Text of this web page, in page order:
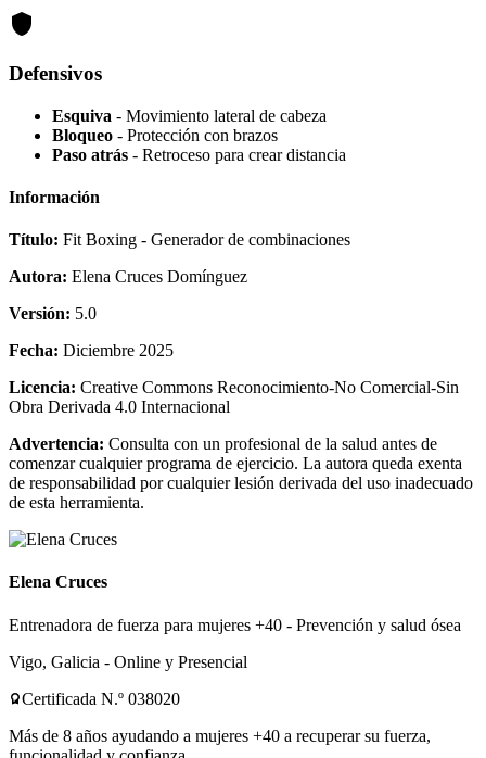
shield
Defensivos
Esquiva - Movimiento lateral de cabeza
Bloqueo - Protección con brazos
Paso atrás - Retroceso para crear distancia
Información
Título: Fit Boxing - Generador de combinaciones
Autora: Elena Cruces Domínguez
Versión: 5.0
Fecha: Diciembre 2025
Licencia: Creative Commons Reconocimiento-No Comercial-Sin
Obra Derivada 4.0 Internacional
Advertencia: Consulta con un profesional de la salud antes de
comenzar cualquier programa de ejercicio. La autora queda exenta
de responsabilidad por cualquier lesión derivada del uso inadecuado
de esta herramienta.
Elena Cruces
Entrenadora de fuerza para mujeres +40 - Prevención y salud ósea
Vigo, Galicia - Online y Presencial
Certificada N.º 038020
Más de 8 años ayudando a mujeres +40 a recuperar su fuerza,